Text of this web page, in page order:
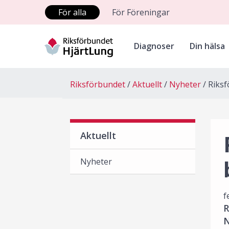
För alla För Föreningar
Diagnoser Din hälsa
Riksförbundet Aktuellt Nyheter
Aktuellt
Nyheter